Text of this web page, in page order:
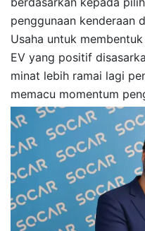
penggunaan kenderaan
Usaha untuk
EV yang positif
minat lebih ramai lagi
memacu momentum